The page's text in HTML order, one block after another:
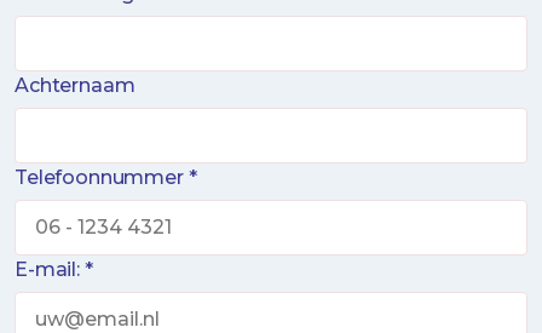
Achternaam
Telefoonnummer *
E-mail: *